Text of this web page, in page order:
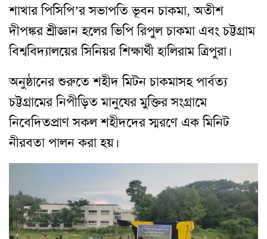
শাখার পিসিপি’র সভাপতি ভূবন চাকমা, অতীশ
দীপঙ্কর শ্রীজ্ঞান হলের ভিপি রিপুল চাকমা এবং চট্টগ্রাম
বিশ্ববিদ্যালয়ের সিনিয়র শিক্ষার্থী হালিরাম ত্রিপুরা।
অনুষ্ঠানের শুরুতে শহীদ মিটন চাকমাসহ পার্বত্য
চট্টগ্রামের নিপীড়িত মানুষের মুক্তির সংগ্রামে
নিবেদিতপ্রাণ সকল শহীদদের স্মরণে এক মিনিট
নীরবতা পালন করা হয়।